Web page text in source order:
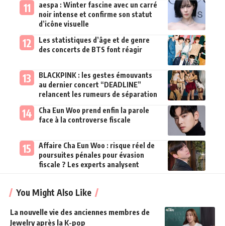
aespa : Winter fascine avec un carré
noir intense et confirme son statut
d’icône visuelle
Les statistiques d’âge et de genre
des concerts de BTS font réagir
BLACKPINK : les gestes émouvants
au dernier concert “DEADLINE”
relancent les rumeurs de séparation
Cha Eun Woo prend enfin la parole
face à la controverse fiscale
Affaire Cha Eun Woo : risque réel de
poursuites pénales pour évasion
fiscale ? Les experts analysent
You Might Also Like
La nouvelle vie des anciennes membres de
Jewelry après la K-pop